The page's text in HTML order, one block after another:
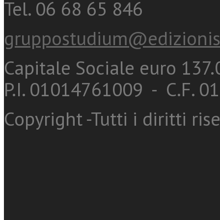
Tel. 06 68 65 846
Capitale Sociale euro
P.I. 01014761009 - C.F.
Copyright -Tutti i diritti